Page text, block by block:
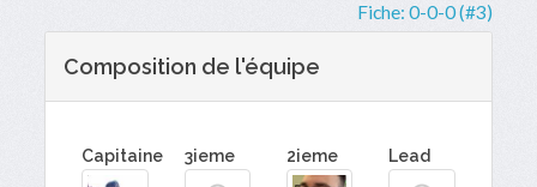
Fiche: 0-0-0 (#3)
Composition de l'équipe
Capitaine 3ieme 2ieme Lead